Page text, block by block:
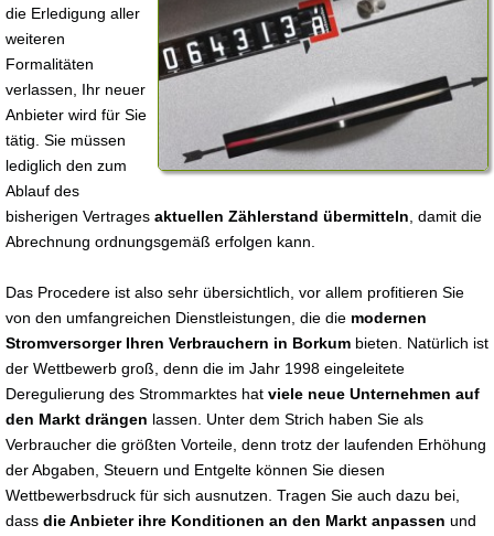
die Erledigung aller
weiteren
Formalitäten
verlassen, Ihr neuer
Anbieter wird für Sie
tätig. Sie müssen
lediglich den zum
Ablauf des
bisherigen Vertrages aktuellen Zählerstand übermitteln , damit die
Abrechnung ordnungsgemäß erfolgen kann.
Das Procedere ist also sehr übersichtlich, vor allem profitieren Sie
von den umfangreichen Dienstleistungen, die die modernen
Stromversorger Ihren Verbrauchern in Borkum bieten. Natürlich ist
der Wettbewerb groß, denn die im Jahr 1998 eingeleitete
Deregulierung des Strommarktes hat viele neue Unternehmen auf
den Markt drängen lassen. Unter dem Strich haben Sie als
Verbraucher die größten Vorteile, denn trotz der laufenden Erhöhung
der Abgaben, Steuern und Entgelte können Sie diesen
Wettbewerbsdruck für sich ausnutzen. Tragen Sie auch dazu bei,
dass die Anbieter ihre Konditionen an den Markt anpassen und